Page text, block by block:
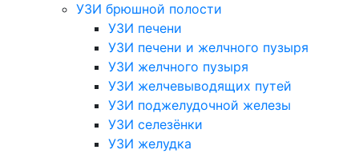
УЗИ брюшной полости
УЗИ печени
УЗИ печени и желчного пузыря
УЗИ желчного пузыря
УЗИ желчевыводящих путей
УЗИ поджелудочной железы
УЗИ селезёнки
УЗИ желудка